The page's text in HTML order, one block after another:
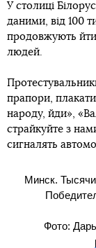
У столиці
даними, від 100
продовжують йти.
людей.
прапори,
народу, йди»,
страйкуйте з
сигналять
Минск.
Фото: